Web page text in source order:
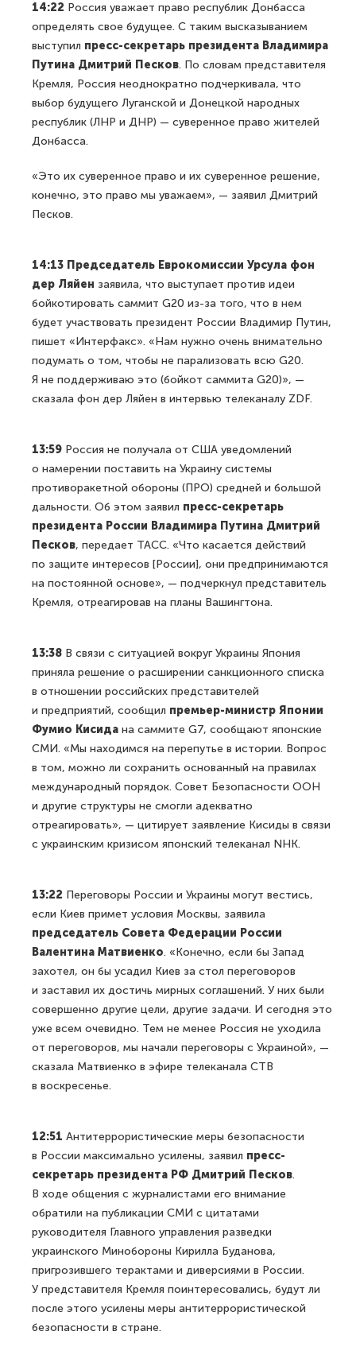
14:22 Россия уважает право республик Донбасса
определять свое будущее. C таким высказыванием
выступил пресс-секретарь президента Владимира
Путина Дмитрий Песков. По словам представителя
Кремля, Россия неоднократно подчеркивала, что
выбор будущего Луганской и Донецкой народных
республик (ЛНР и ДНР) — суверенное право жителей
Донбасса.
«Это их суверенное право и их суверенное решение,
конечно, это право мы уважаем», — заявил Дмитрий
Песков.
14:13 Председатель Еврокомиссии Урсула фон
дер Ляйен заявила, что выступает против идеи
бойкотировать саммит G20 из-за того, что в нем
будет участвовать президент России Владимир Путин,
пишет «Интерфакс». «Нам нужно очень внимательно
подумать о том, чтобы не парализовать всю G20.
Я не поддерживаю это (бойкот саммита G20)», —
сказала фон дер Ляйен в интервью телеканалу ZDF.
13:59 Россия не получала от США уведомлений
о намерении поставить на Украину системы
противоракетной обороны (ПРО) средней и большой
дальности. Об этом заявил пресс-секретарь
президента России Владимира Путина Дмитрий
Песков, передает ТАСС. «Что касается действий
по защите интересов [России], они предпринимаются
на постоянной основе», — подчеркнул представитель
Кремля, отреагировав на планы Вашингтона.
13:38 В связи с ситуацией вокруг Украины Япония
приняла решение о расширении санкционного списка
в отношении российских представителей
и предприятий, сообщил премьер-министр Японии
Фумио Кисида на саммите G7, сообщают японские
СМИ. «Мы находимся на перепутье в истории. Вопрос
в том, можно ли сохранить основанный на правилах
международный порядок. Совет Безопасности ООН
и другие структуры не смогли адекватно
отреагировать», — цитирует заявление Кисиды в связи
с украинским кризисом японский телеканал NHK.
13:22 Переговоры России и Украины могут вестись,
если Киев примет условия Москвы, заявила
председатель Совета Федерации России
Валентина Матвиенко. «Конечно, если бы Запад
захотел, он бы усадил Киев за стол переговоров
и заставил их достичь мирных соглашений. У них были
совершенно другие цели, другие задачи. И сегодня это
уже всем очевидно. Тем не менее Россия не уходила
от переговоров, мы начали переговоры с Украиной», —
сказала Матвиенко в эфире телеканала СТВ
в воскресенье.
12:51 Антитеррористические меры безопасности
в России максимально усилены, заявил пресс-
секретарь президента РФ Дмитрий Песков.
В ходе общения с журналистами его внимание
обратили на публикации СМИ с цитатами
руководителя Главного управления разведки
украинского Минобороны Кирилла Буданова,
пригрозившего терактами и диверсиями в России.
У представителя Кремля поинтересовались, будут ли
после этого усилены меры антитеррористической
безопасности в стране.